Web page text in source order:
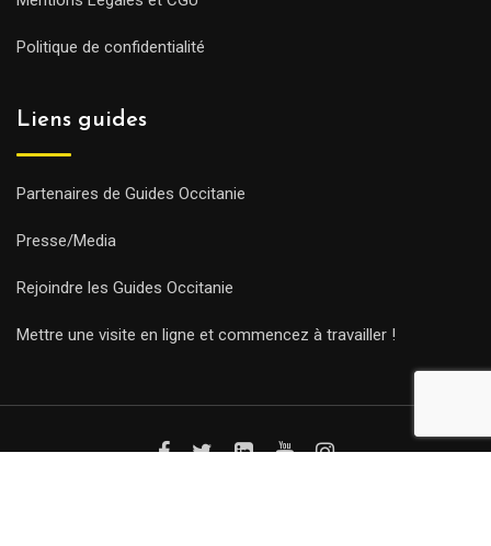
Politique de confidentialité
Liens guides
Partenaires de Guides Occitanie
Presse/Media
Rejoindre les Guides Occitanie
Mettre une visite en ligne et commencez à travailler !